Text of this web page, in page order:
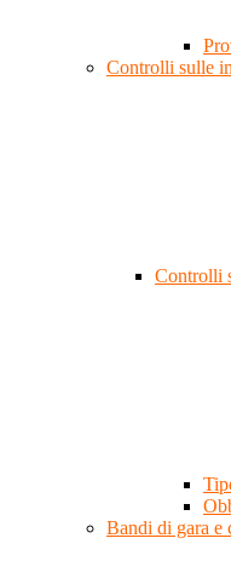
Controlli sulle
Controlli
Bandi di gara e